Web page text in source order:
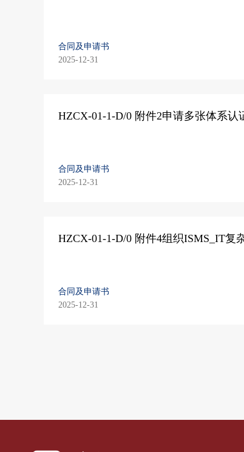
合同及申请书
2025-12-31
HZCX-01-1-D/0 附件2申请多张体系认
合同及申请书
2025-12-31
HZCX-01-1-D/0 附件4组织ISMS_IT复
合同及申请书
2025-12-31